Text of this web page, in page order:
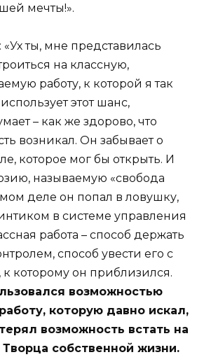
мечты!».
ты, мне представилась
на классную,
работу, к которой я так
этот шанс,
– как же здорово, что
возникал. Он забывает о
которое мог бы открыть. И
называемую «свобода
деле он попал в ловушку,
в системе управления
работа – способ держать
способ увести его с
к которому он приблизился.
возможностью
которую давно искал,
возможность встать на
собственной жизни.